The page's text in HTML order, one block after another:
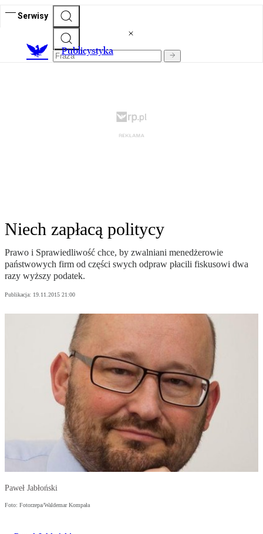
Serwisy
Publicystyka
Niech zapłacą politycy
Prawo i Sprawiedliwość chce, by zwalniani menedżerowie
państwowych firm od części swych odpraw płacili fiskusowi dwa
razy wyższy podatek.
Publikacja: 19.11.2015 21:00
Paweł Jabłoński
Foto: Fotorzepa/Waldemar Kompała